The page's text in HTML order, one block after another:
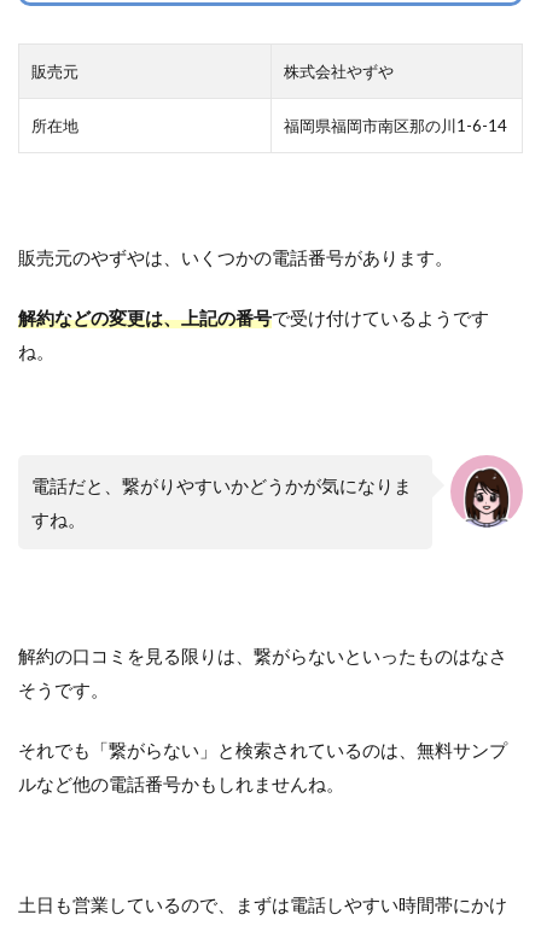
販売元 株式会社やずや
所在地 福岡県福岡市南区那の川1-6-14
販売元のやずやは、いくつかの電話番号があります。
解約などの変更は、上記の番号で受け付けているようです
ね。
電話だと、繋がりやすいかどうかが気になりま
すね。
解約の口コミを見る限りは、繋がらないといったものはなさ
そうです。
それでも「繋がらない」と検索されているのは、無料サンプ
ルなど他の電話番号かもしれませんね。
土日も営業しているので、まずは電話しやすい時間帯にかけ